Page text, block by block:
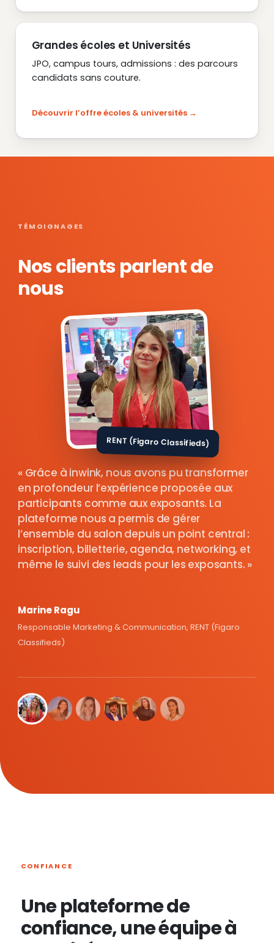
Grandes écoles et Universités
JPO, campus tours, admissions : des parcours
candidats sans couture.
Découvrir l’offre écoles & universités
TÉMOIGNAGES
Nos clients parlent de
nous
RENT (Figaro Classifieds)
Grâce à inwink, nous avons pu transformer
en profondeur l’expérience proposée aux
participants comme aux exposants. La
plateforme nous a permis de gérer
l’ensemble du salon depuis un point central :
inscription, billetterie, agenda, networking, et
même le suivi des leads pour les exposants.
Marine Ragu
Responsable Marketing & Communication, RENT (Figaro
Classifieds)
CONFIANCE
Une plateforme de
confiance, une équipe à